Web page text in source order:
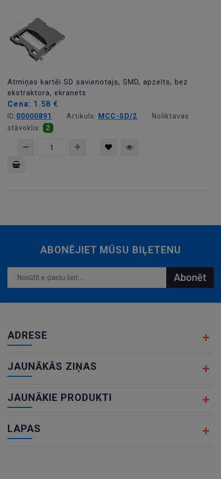
Atmiņas kartēi SD savienotajs, SMD, apzelts, bez
ekstraktora, ekranets
Cena: 1.58 €
ID:00000891 Artikuls: MCC-SD/2
Noliktavas
stāvoklis:
2
ABONĒJIET MŪSU BIĻETENU
Abonēt
ADRESE
JAUNĀKĀS ZIŅAS
JAUNĀKIE PRODUKTI
LAPAS